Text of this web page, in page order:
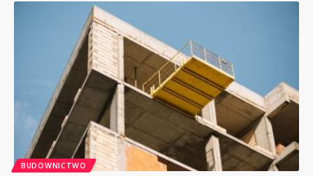
BUDOWNICTWO